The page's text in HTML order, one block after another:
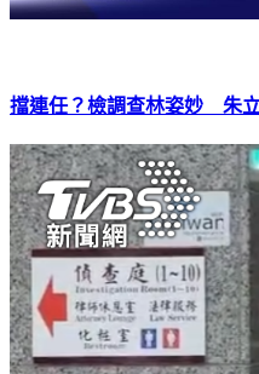
擋連任？檢調查林姿妙 朱